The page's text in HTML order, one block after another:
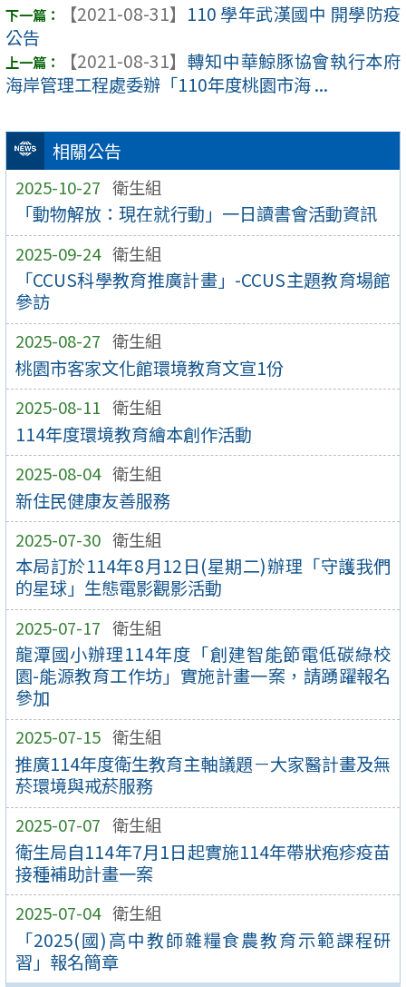
相關公告
2025-10-27 衛生組
「動物解放：現在就行動」一日讀書會活動資訊
2025-09-24 衛生組
「CCUS科學教育推廣計畫」-CCUS主題教育場館
參訪
2025-08-27 衛生組
桃園市客家文化館環境教育文宣1份
2025-08-11 衛生組
114年度環境教育繪本創作活動
2025-08-04 衛生組
新住民健康友善服務
2025-07-30 衛生組
本局訂於114年8月12日(星期二)辦理「守護我們
的星球」生態電影觀影活動
2025-07-17 衛生組
龍潭國小辦理114年度「創建智能節電低碳綠校
園-能源教育工作坊」實施計畫一案，請踴躍報名
參加
2025-07-15 衛生組
推廣114年度衛生教育主軸議題－大家醫計畫及無
菸環境與戒菸服務
2025-07-07 衛生組
衛生局自114年7月1日起實施114年帶狀疱疹疫苗
接種補助計畫一案
2025-07-04 衛生組
「2025(國)高中教師雜糧食農教育示範課程研
習」報名簡章
【2021-08-31】 110 學年武漢國中 開學防疫
公告
【2021-08-31】 轉知中華鯨豚協會執行本府
海岸管理工程處委辦「110年度桃園市海 ...